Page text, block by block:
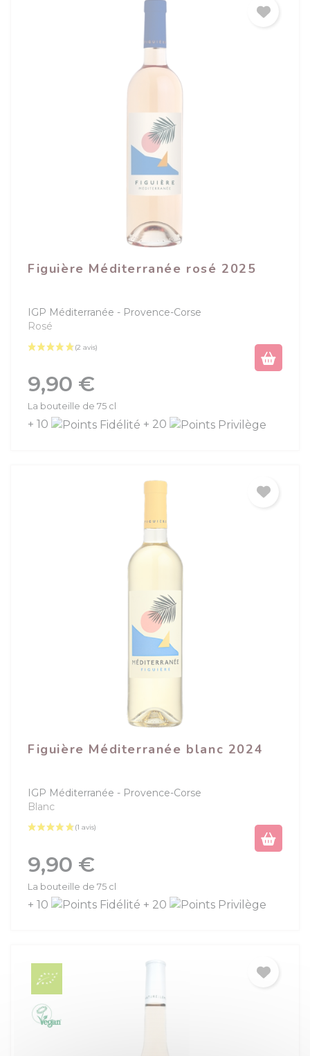
Figuière Méditerranée rosé 2025
IGP Méditerranée
Provence-Corse
Rosé
Prix
9,90 €
La bouteille de 75 cl
+ 10 + 20
Figuière Méditerranée blanc 2024
IGP Méditerranée
Provence-Corse
Blanc
Prix
9,90 €
La bouteille de 75 cl
+ 10 + 20